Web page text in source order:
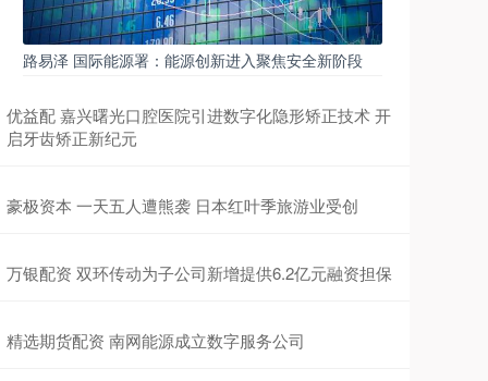
路易泽 国际能源署：能源创新进入聚焦安全新阶段
优益配 嘉兴曙光口腔医院引进数字化隐形矫正技术 开
启牙齿矫正新纪元
豪极资本 一天五人遭熊袭 日本红叶季旅游业受创
万银配资 双环传动为子公司新增提供6.2亿元融资担保
精选期货配资 南网能源成立数字服务公司